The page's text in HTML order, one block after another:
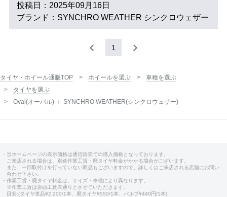
投稿日：2025年09月16日
ブランド：SYNCHRO WEATHER シンクロウェザー
1
タイヤ・ホイール通販TOP ホイールを選ぶ
車種を選ぶ
タイヤを選ぶ
Oval(オーバル) ＋ SYNCHRO WEATHER(シンクロウェザー)
・当ホームページの表示価格は通信販売での購入価格となっております。
ご来店される場合は、別途作業工賃・廃タイヤ料金がかかる場合がございます。
また、一部取付けを行っていない商品もございますので、詳しくはご来店される店舗にお問い
合わせ下さい。
・作業工賃・廃タイヤ料金は、サイズ・車種により異なります。
※作業工賃は店頭工賃表通りとさせていただきます。
目安:(タイヤ単品¥2,200/1本、廃タイヤ¥550/1本、バルブ¥440円/1本)